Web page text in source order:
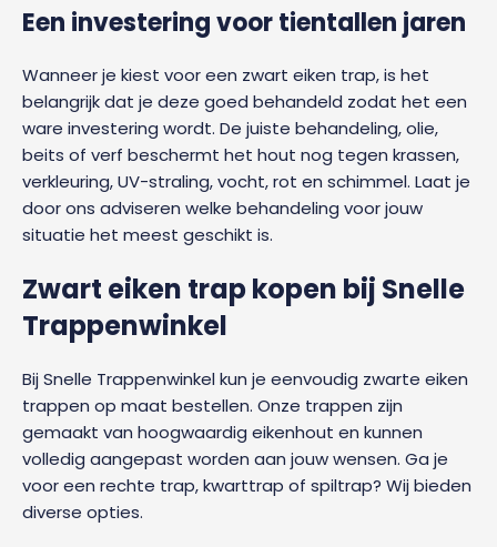
Een investering voor tientallen jaren
Wanneer je kiest voor een zwart eiken trap, is het
belangrijk dat je deze goed behandeld zodat het een
ware investering wordt. De juiste behandeling, olie,
beits of verf beschermt het hout nog tegen krassen,
verkleuring, UV-straling, vocht, rot en schimmel. Laat je
door ons adviseren welke behandeling voor jouw
situatie het meest geschikt is.
Zwart eiken trap kopen bij Snelle
Trappenwinkel
Bij Snelle Trappenwinkel kun je eenvoudig zwarte eiken
trappen op maat bestellen. Onze trappen zijn
gemaakt van hoogwaardig eikenhout en kunnen
volledig aangepast worden aan jouw wensen. Ga je
voor een rechte trap, kwarttrap of spiltrap? Wij bieden
diverse opties.